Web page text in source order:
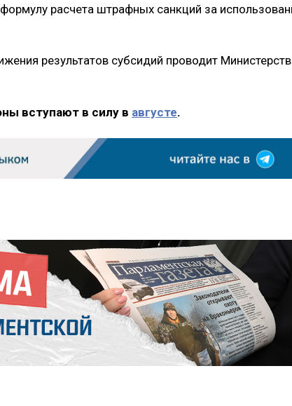
расчета штрафных санкций за
результатов субсидий проводит
вступают в силу в августе.